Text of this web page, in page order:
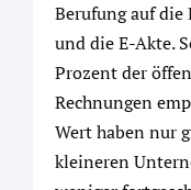
Berufung auf
und die E-Akte.
Prozent der
Rechnungen
Wert haben nur
kleineren